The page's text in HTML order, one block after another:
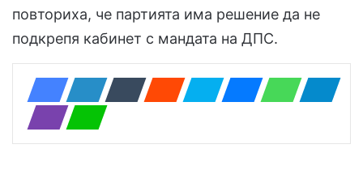
повториха, че партията има решение да не
подкрепя кабинет с мандата на ДПС.